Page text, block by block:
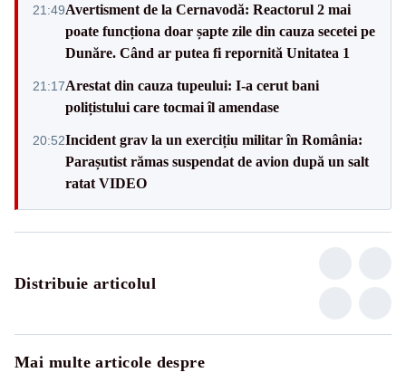
21:49Avertisment de la Cernavodă: Reactorul 2 mai
poate funcționa doar șapte zile din cauza secetei pe
Dunăre. Când ar putea fi repornită Unitatea 1
21:17Arestat din cauza tupeului: I-a cerut bani
polițistului care tocmai îl amendase
20:52Incident grav la un exercițiu militar în România:
Parașutist rămas suspendat de avion după un salt
ratat VIDEO
Distribuie articolul
Mai multe articole despre